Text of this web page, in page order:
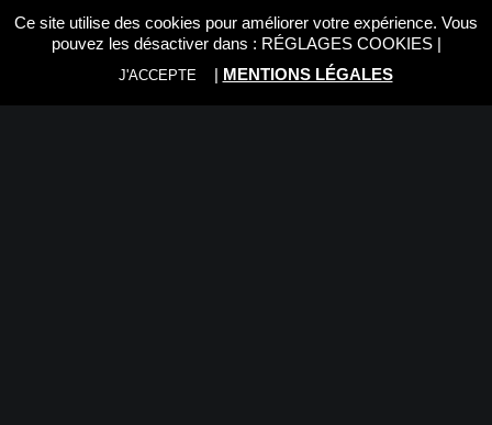
portable 15” sans qu’il ne touche le fond du sac.
Le sac à dos FreeLine est doté de notre nouveau
système de séparateurs internes modulables
Ce site utilise des cookies pour améliorer votre expérience. Vous
pouvez les désactiver dans : RÉGLAGES COOKIES|
J'ACCEPTE | MENTIONS LÉGALES